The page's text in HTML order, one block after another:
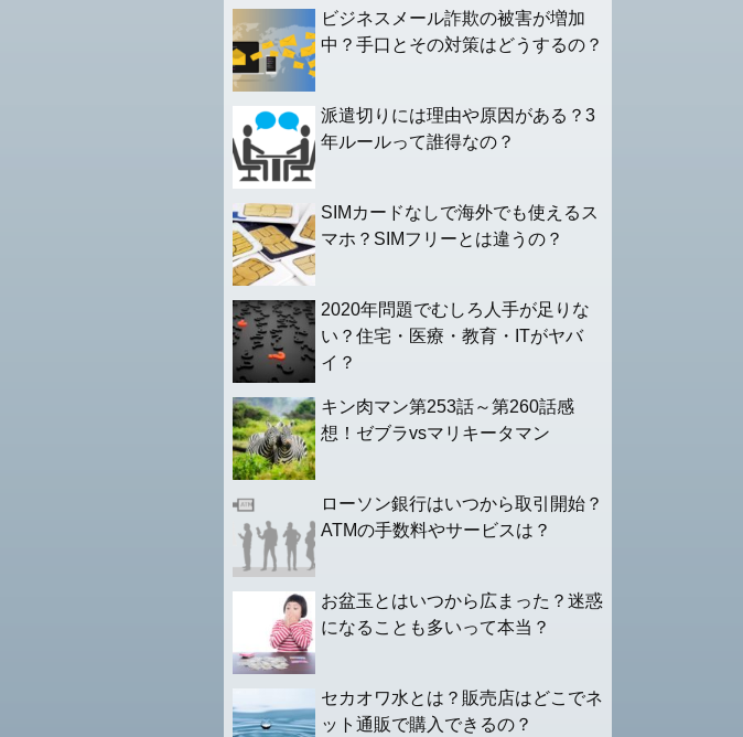
ビジネスメール詐欺の被害が増加
中？手口とその対策はどうするの？
派遣切りには理由や原因がある？3
年ルールって誰得なの？
SIMカードなしで海外でも使えるス
マホ？SIMフリーとは違うの？
2020年問題でむしろ人手が足りな
い？住宅・医療・教育・ITがヤバ
イ？
キン肉マン第253話～第260話感
想！ゼブラvsマリキータマン
ローソン銀行はいつから取引開始？
ATMの手数料やサービスは？
お盆玉とはいつから広まった？迷惑
になることも多いって本当？
セカオワ水とは？販売店はどこでネ
ット通販で購入できるの？